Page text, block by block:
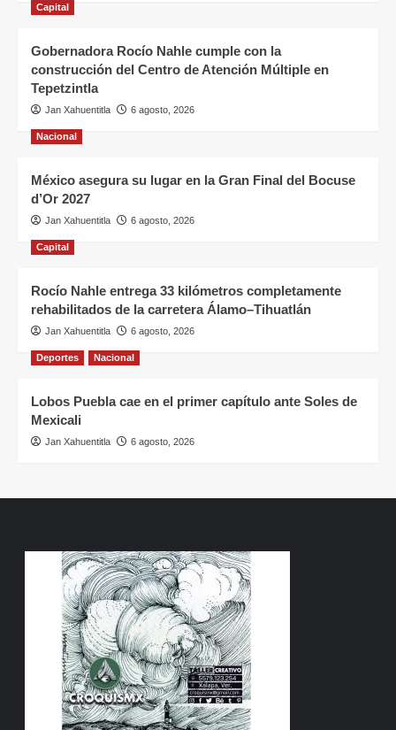
Capital
Gobernadora Rocío Nahle cumple con la
construcción del Centro de Atención Múltiple en
Tepetzintla
Jan Xahuentitla 6 agosto, 2026
Nacional
México asegura su lugar en la Gran Final del Bocuse
d’Or 2027
Jan Xahuentitla 6 agosto, 2026
Capital
Rocío Nahle entrega 33 kilómetros completamente
rehabilitados de la carretera Álamo–Tihuatlán
Jan Xahuentitla 6 agosto, 2026
Deportes Nacional
Lobos Puebla cae en el primer capítulo ante Soles de
Mexicali
Jan Xahuentitla 6 agosto, 2026